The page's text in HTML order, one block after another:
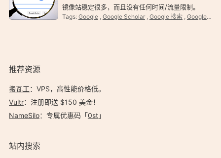
镜像站稳定很多，而且没有任何时间/流量限制。
2022 用爱发电最稳 Google 镜像站 简介 谷歌镜像
Tags: Google, Google Scholar, Google 搜索, Google 镜像站点
推荐资源
搬瓦工：VPS，高性能价格低。️
Vultr：注册即送 $150 美金！
NameSilo：专属优惠码「0st」
站内搜索